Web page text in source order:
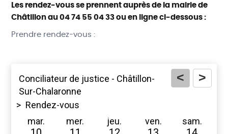
Les rendez-vous se prennent auprès de la mairie de
Châtillon au 04 74 55 04 33 ou en ligne ci-dessous :
Prendre rendez-vous :
Conciliateur de justice - Châtillon-
Sur-Chalaronne
> Rendez-vous
< >
mar. mer. jeu. ven. sam.